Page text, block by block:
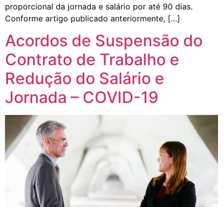
proporcional da jornada e salário por até 90 dias.
Conforme artigo publicado anteriormente, […]
Acordos de Suspensão do
Contrato de Trabalho e
Redução do Salário e
Jornada – COVID-19